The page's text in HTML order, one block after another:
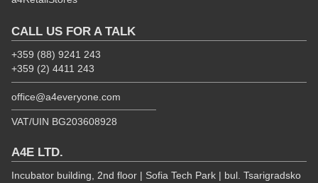
CALL US FOR A TALK
+359 (88) 9241 243
+359 (2) 4411 243
office@a4everyone.com
VAT/UIN BG203608928
A4E LTD.
Incubator building, 2nd floor | Sofia Tech Park | bul. Tsarigradsko